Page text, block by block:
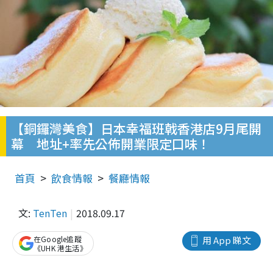
【銅鑼灣美食】日本幸福班戟香港店9月尾開
幕 地址+率先公佈開業限定口味！
首頁 飲食情報 餐廳情報
文: TenTen 2018.09.17
用 App 睇文
在Google追蹤
《UHK 港生活》